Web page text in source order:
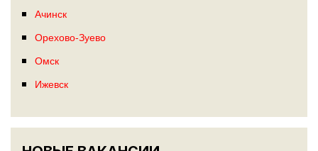
Ачинск
Орехово-Зуево
Омск
Ижевск